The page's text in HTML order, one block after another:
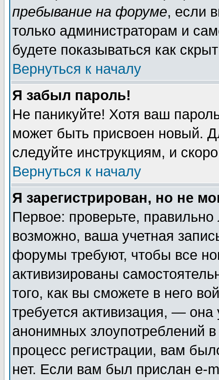
пребывание на форуме, если
только администраторам и
будете показываться как
Вернуться к началу
Я забыл пароль!
Не паникуйте! Хотя ваш
может быть присвоен новый.
следуйте инструкциям, и
Вернуться к началу
Я зарегистрирован, но не
Первое: проверьте,
возможно, ваша учетная
форумы требуют, чтобы все
активизированы
того, как вы сможете в него
требуется активизация, —
анонимных злоупотреблений
процесс регистрации, вам
нет. Если вам был прислан e-